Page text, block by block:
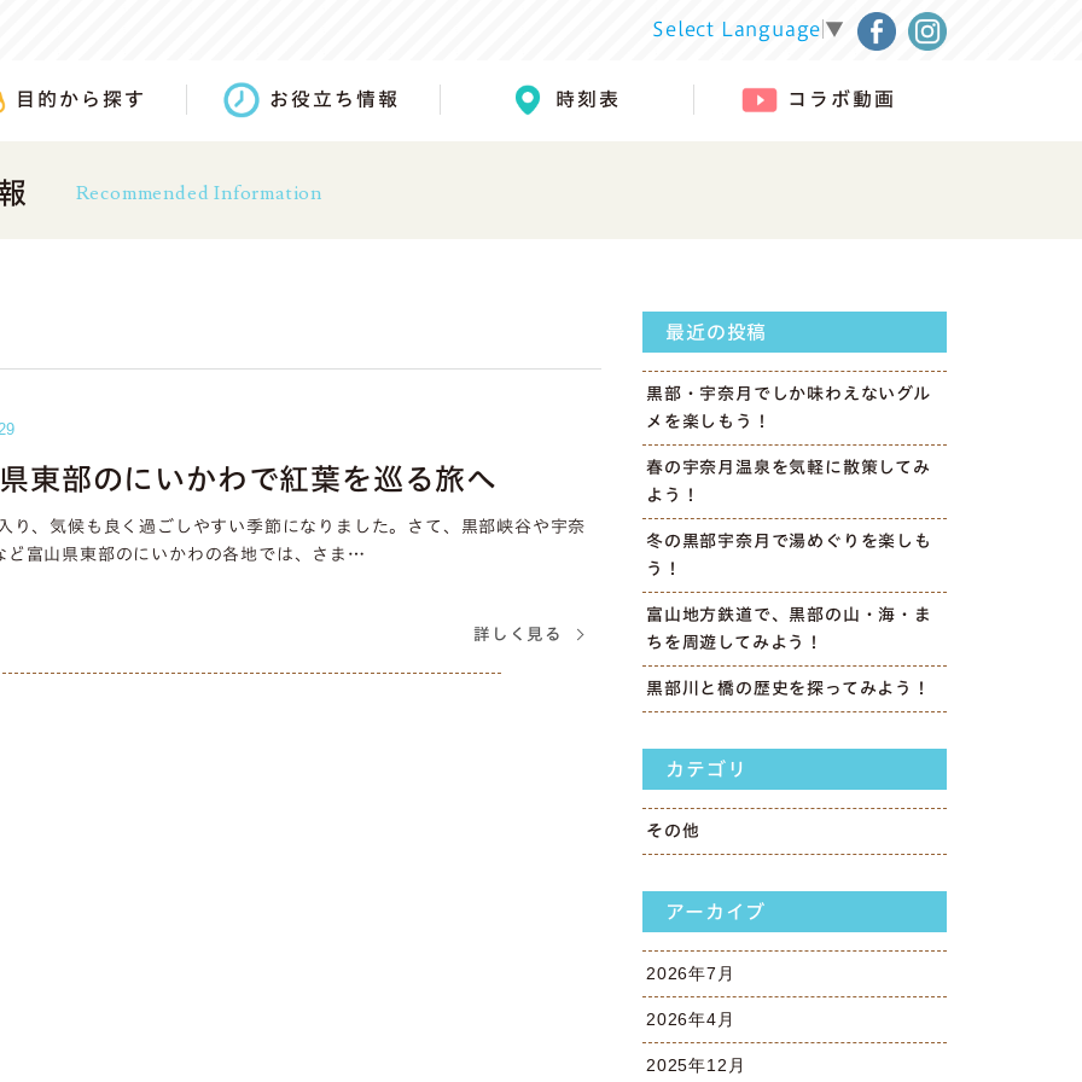
Select Language ▼
目的から探す お役立ち情報 時刻表 コラボ動画
Recommended Information
東部のにいかわで紅葉を巡る旅へ
り、気候も良く過ごしやすい季節になりました。さて、黒部峡谷や宇奈
ど富山県東部のにいかわの各地では、さま…
詳しく見る
最近の投稿
黒部・宇奈月でしか味わえないグル
メを楽しもう！
春の宇奈月温泉を気軽に散策してみ
よう！
冬の黒部宇奈月で湯めぐりを楽しも
う！
富山地方鉄道で、黒部の山・海・ま
ちを周遊してみよう！
黒部川と橋の歴史を探ってみよう！
カテゴリ
その他
アーカイブ
2026年7月
2026年4月
2025年12月